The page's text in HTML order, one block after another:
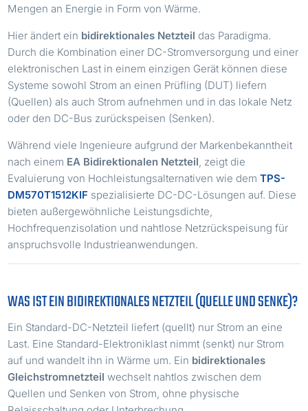
Mengen an Energie in Form von Wärme.
Hier ändert ein bidirektionales Netzteil das Paradigma.
Durch die Kombination einer DC-Stromversorgung und einer
elektronischen Last in einem einzigen Gerät können diese
Systeme sowohl Strom an einen Prüfling (DUT) liefern
(Quellen) als auch Strom aufnehmen und in das lokale Netz
oder den DC-Bus zurückspeisen (Senken).
Während viele Ingenieure aufgrund der Markenbekanntheit
nach einem EA Bidirektionalen Netzteil, zeigt die
Evaluierung von Hochleistungsalternativen wie demTPS-
DM570T1512KIF spezialisierte DC-DC-Lösungen auf. Diese
bieten außergewöhnliche Leistungsdichte,
Hochfrequenzisolation und nahtlose Netzrückspeisung für
anspruchsvolle Industrieanwendungen.
WAS IST EIN BIDIREKTIONALES NETZTEIL (QUELLE UND SENKE)?
Ein Standard-DC-Netzteil liefert (quellt) nur Strom an eine
Last. Eine Standard-Elektroniklast nimmt (senkt) nur Strom
auf und wandelt ihn in Wärme um. Ein bidirektionales
Gleichstromnetzteil wechselt nahtlos zwischen dem
Quellen und Senken von Strom, ohne physische